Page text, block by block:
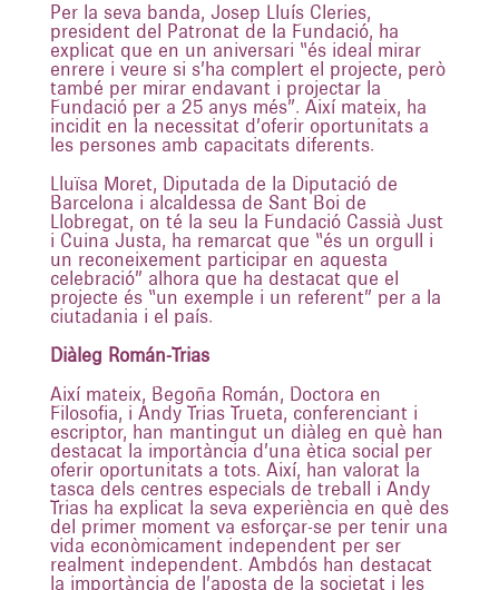
Per la seva banda, Josep Lluís Cleries,
president del Patronat de la Fundació, ha
explicat que en un aniversari “és ideal mirar
enrere i veure si s’ha complert el projecte, però
també per mirar endavant i projectar la
Fundació per a 25 anys més”. Així mateix, ha
incidit en la necessitat d’oferir oportunitats a
les persones amb capacitats diferents.
Lluïsa Moret, Diputada de la Diputació de
Barcelona i alcaldessa de Sant Boi de
Llobregat, on té la seu la Fundació Cassià Just
i Cuina Justa, ha remarcat que “és un orgull i
un reconeixement participar en aquesta
celebració” alhora que ha destacat que el
projecte és “un exemple i un referent” per a la
ciutadania i el país.
Diàleg Román-Trias
Així mateix, Begoña Román, Doctora en
Filosofia, i Andy Trias Trueta, conferenciant i
escriptor, han mantingut un diàleg en què han
destacat la importància d’una ètica social per
oferir oportunitats a tots. Així, han valorat la
tasca dels centres especials de treball i Andy
Trias ha explicat la seva experiència en què des
del primer moment va esforçar-se per tenir una
vida econòmicament independent per ser
realment independent. Ambdós han destacat
la importància de l’aposta de la societat i les